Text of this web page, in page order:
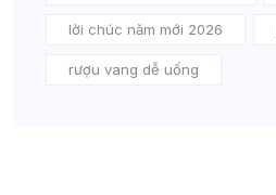
lời chúc năm mới 2026
rượu vang dễ uống